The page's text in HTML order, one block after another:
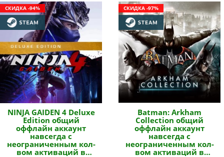
СКИДКА -94%
NINJA GAIDEN 4 Deluxe
Edition общий
оффлайн аккаунт
навсегда с
неограниченным кол-
вом активаций в
СКИДКА -97%
Batman: Arkham
Collection общий
оффлайн аккаунт
навсегда с
неограниченным кол-
вом активаций в